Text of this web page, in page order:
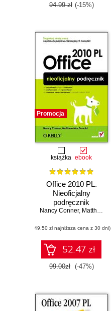
94.99 zł (-15%)
Promocja
książka ebook
Office 2010 PL.
Nieoficjalny
podręcznik
Nancy Conner, Matthew MacDonald
(49,50 zł najniższa cena z 30 dni)
52.47 zł
99.00zł (-47%)